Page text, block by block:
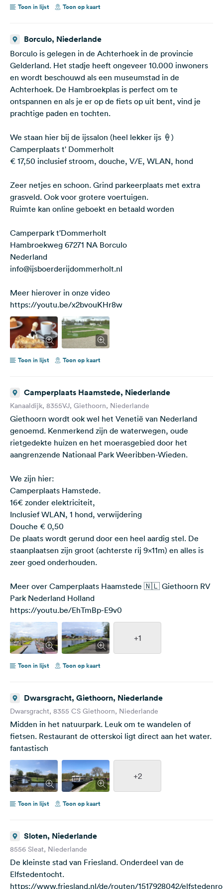
Toon in lijst Toon op kaart
Borculo, Niederlande
Borculo is gelegen in de Achterhoek in de provincie
Gelderland. Het stadje heeft ongeveer 10.000 inwoners
en wordt beschouwd als een museumstad in de
Achterhoek. De Hambroekplas is perfect om te
ontspannen en als je er op de fiets op uit bent, vind je
prachtige paden en tochten.
We staan hier bij de ijssalon (heel lekker ijs 🍦)
Camperplaats t' Dommerholt
€ 17,50 inclusief stroom, douche, V/E, WLAN, hond
Zeer netjes en schoon. Grind parkeerplaats met extra
grasveld. Ook voor grotere voertuigen.
Ruimte kan online geboekt en betaald worden
Camperpark t'Dommerholt
Hambroekweg 67271 NA Borculo
Nederland
info@ijsboerderijdommerholt.nl
Meer hierover in onze video
https://youtu.be/x2bvouKHr8w
Toon in lijst Toon op kaart
Camperplaats Haamstede, Niederlande
Kanaaldijk, 8355VJ, Giethoorn, Niederlande
Giethoorn wordt ook wel het Venetië van Nederland
genoemd. Kenmerkend zijn de waterwegen, oude
rietgedekte huizen en het moerasgebied door het
aangrenzende Nationaal Park Weeribben-Wieden.
We zijn hier:
Camperplaats Hamstede.
16€ zonder elektriciteit,
Inclusief WLAN, 1 hond, verwijdering
Douche € 0,50
De plaats wordt gerund door een heel aardig stel. De
staanplaatsen zijn groot (achterste rij 9x11m) en alles is
zeer goed onderhouden.
Meer over Camperplaats Haamstede 🇳🇱 Giethoorn RV
Park Nederland Holland
https://youtu.be/EhTmBp-E9v0
+1
Toon in lijst Toon op kaart
Dwarsgracht, Giethoorn, Niederlande
Dwarsgracht, 8355 CS Giethoorn, Niederlande
Midden in het natuurpark. Leuk om te wandelen of
fietsen. Restaurant de otterskoi ligt direct aan het water.
fantastisch
+2
Toon in lijst Toon op kaart
Sloten, Niederlande
8556 Sleat, Niederlande
De kleinste stad van Friesland. Onderdeel van de
Elfstedentocht.
https://www.friesland.nl/de/routen/1517928042/